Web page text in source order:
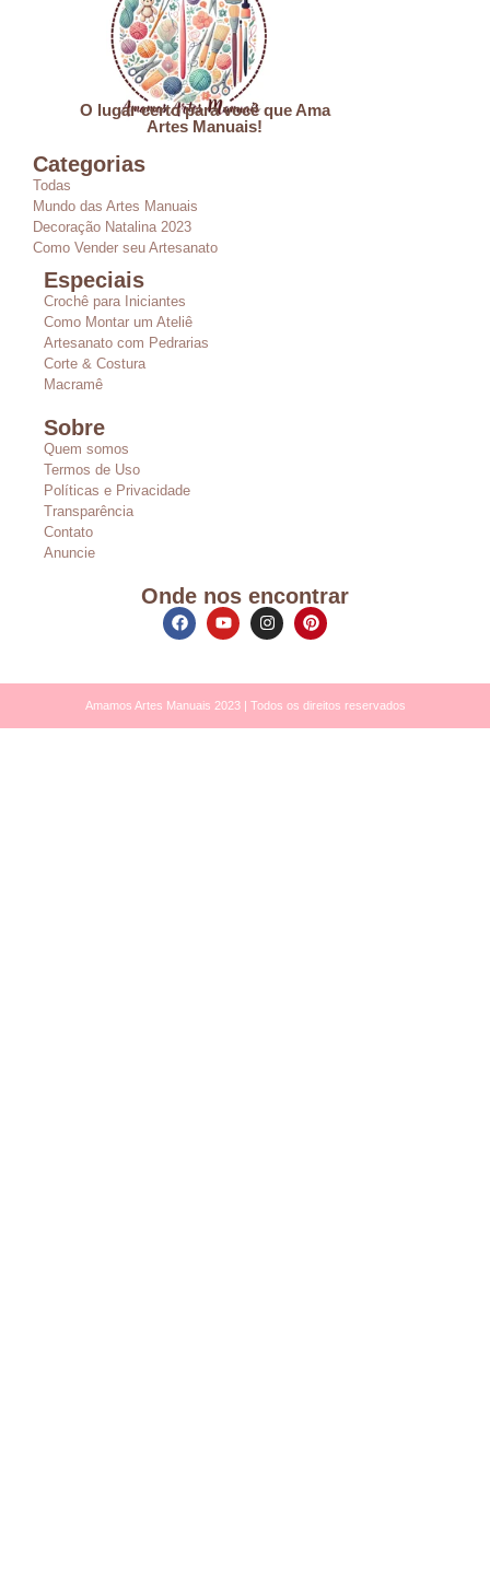
O lugar certo para você que Ama
Artes Manuais!
Categorias
Todas
Mundo das Artes Manuais
Decoração Natalina 2023
Como Vender seu Artesanato
Especiais
Crochê para Iniciantes
Como Montar um Ateliê
Artesanato com Pedrarias
Corte & Costura
Macramê
Sobre
Quem somos
Termos de Uso
Políticas e Privacidade
Transparência
Contato
Anuncie
Onde nos encontrar
Amamos Artes Manuais 2023 | Todos os direitos reservados